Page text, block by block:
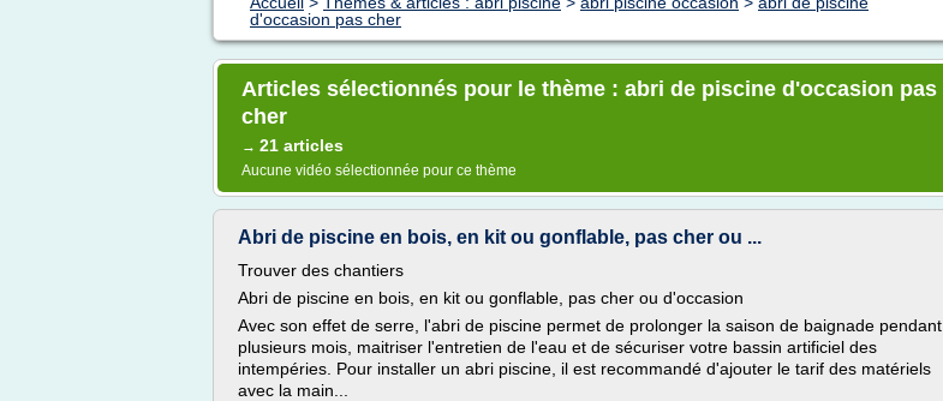
d'occasion pas cher
Articles sélectionnés pour le thème : abri de piscine d'occasion pas
cher
→ 21 articles
Aucune vidéo sélectionnée pour ce thème
Abri de piscine en bois, en kit ou gonflable, pas cher ou ...
Trouver des chantiers
Abri de piscine en bois, en kit ou gonflable, pas cher ou d'occasion
Avec son effet de serre, l'abri de piscine permet de prolonger la saison de baignade pendant
plusieurs mois, maitriser l'entretien de l'eau et de sécuriser votre bassin artificiel des
intempéries. Pour installer un abri piscine, il est recommandé d'ajouter le tarif des matériels
avec la main...